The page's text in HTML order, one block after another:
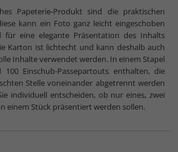
Papeterie-Produkt sind die praktischen
kann ein Foto ganz leicht eingeschoben
eine elegante Präsentation des Inhalts
Karton ist lichtecht und kann deshalb auch
Inhalte verwendet werden. In einem Stapel
100 Einschub-Passepartouts enthalten, die
Stelle voneinander abgetrennt werden
individuell entscheiden, ob nur eines, zwei
einem Stück präsentiert werden sollen.